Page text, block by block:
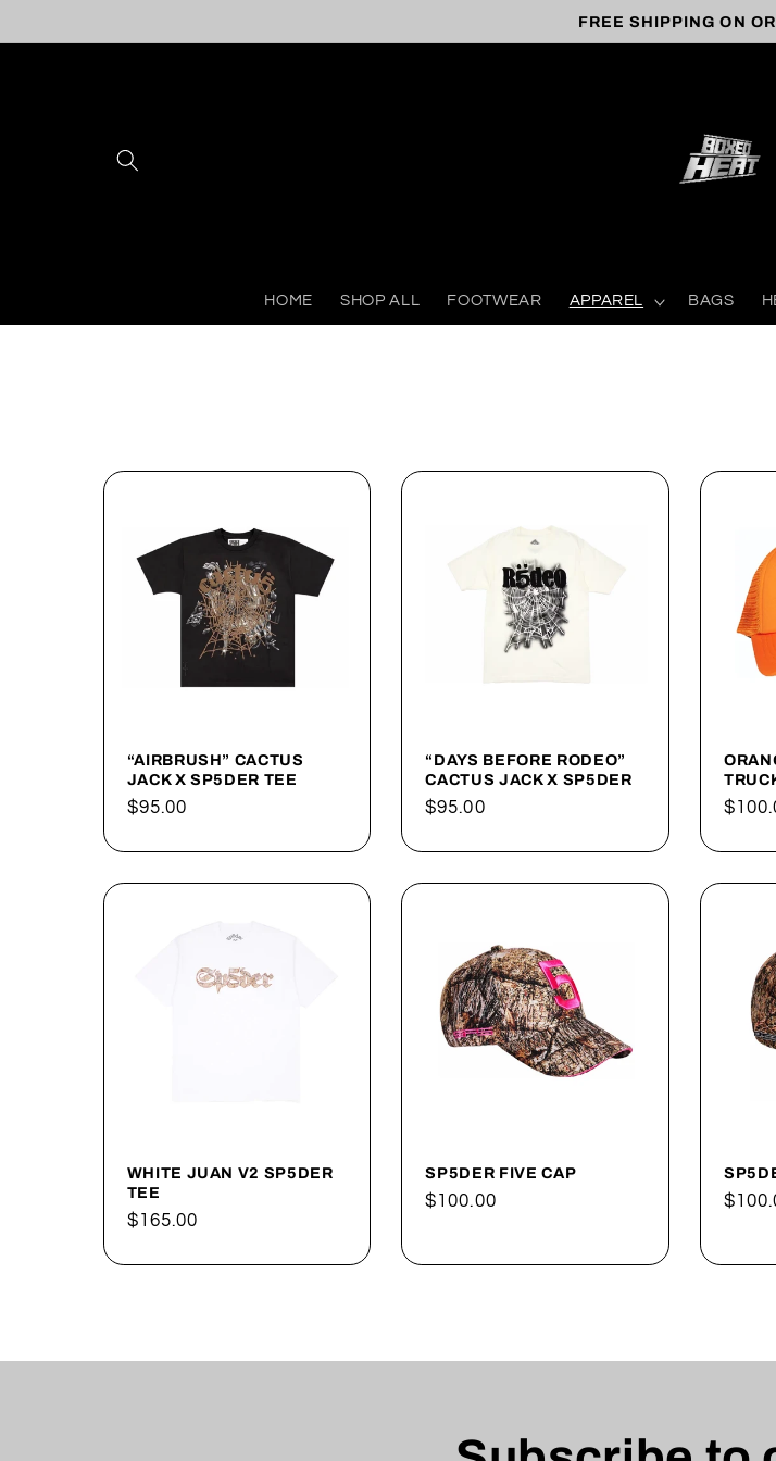
al contenido
FREE SHIPPING ON
HOME SHOP ALL FOOTWEAR APPAREL BAGS
“AIRBRUSH” CACTUS
JACK X SP5DER TEE
Precio
$95.00
“DAYS BEFORE RODEO”
CACTUS JACK X SP5DER
Precio
$95.00
WHITE JUAN V2 SP5DER
TEE
Precio
$165.00
SP5DER FIVE CAP
Precio
$100.00